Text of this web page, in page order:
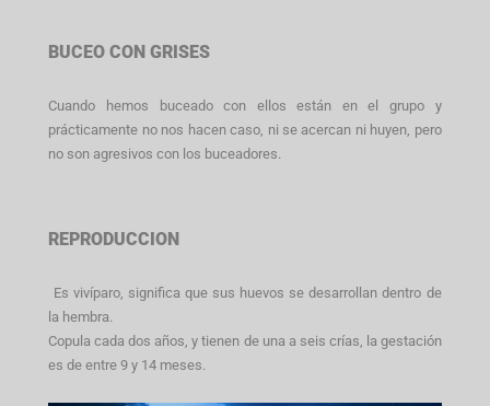
BUCEO CON GRISES
Cuando hemos buceado con ellos están en el grupo y
prácticamente no nos hacen caso, ni se acercan ni huyen, pero
no son agresivos con los buceadores.
REPRODUCCION
Es vivíparo, significa que sus huevos se desarrollan dentro de
la hembra.
Copula cada dos años, y tienen de una a seis crías, la gestación
es de entre 9 y 14 meses.